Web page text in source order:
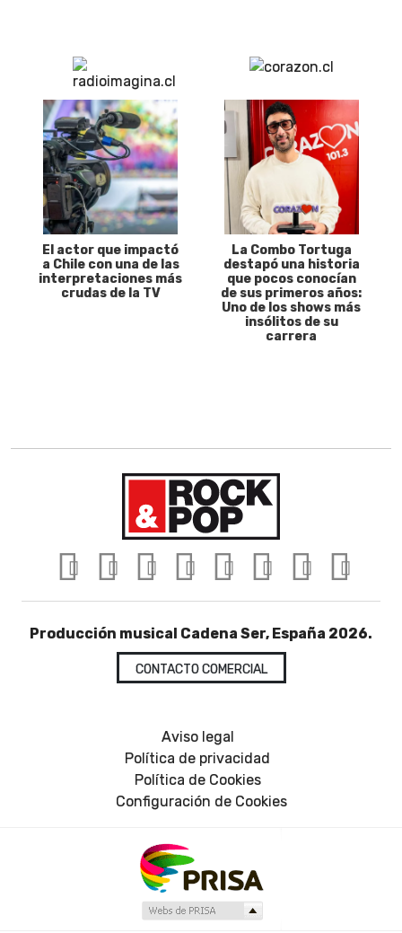
El actor que impactó
a Chile con una de las
interpretaciones más
crudas de la TV
La Combo Tortuga
destapó una historia
que pocos conocían
de sus primeros años:
Uno de los shows más
insólitos de su
carrera
Producción musical Cadena Ser, España 2026.
CONTACTO COMERCIAL
Aviso legal
Política de privacidad
Política de Cookies
Configuración de Cookies